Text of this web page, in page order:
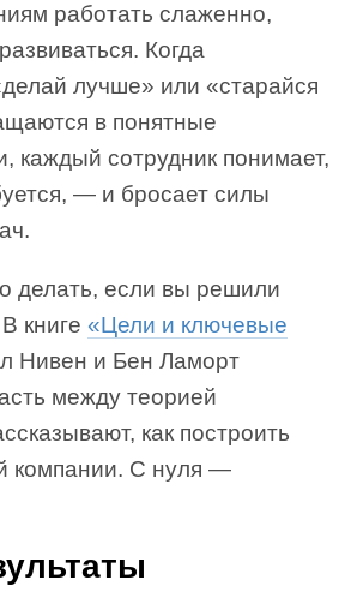
работать слаженно,
Когда
лучше» или «старайся
в понятные
каждый сотрудник понимает,
— и бросает силы
делать, если вы решили
книге «Цели и ключевые
Нивен и Бен Ламорт
между теорией
как построить
компании. С нуля —